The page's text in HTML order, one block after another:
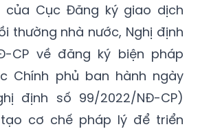
của Cục Đăng ký giao dịch
thường nhà nước, Nghị định
CP về đăng ký biện pháp
Chính phủ ban hành ngày
định số 99/2022/NĐ-CP)
cơ chế pháp lý để triển